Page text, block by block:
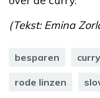
(Tekst: Emina
besparen curry
rode linzen